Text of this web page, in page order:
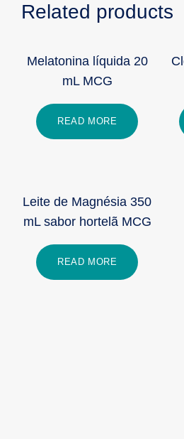
Related products
Melatonina líquida 20
mL MCG
READ MORE
Leite de Magnésia 350
mL sabor hortelã MCG
READ MORE